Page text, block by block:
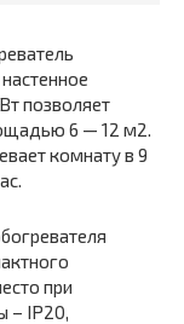
позволяет
6 — 12 м2.
комнату в 9
при
– IP20,